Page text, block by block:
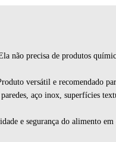
não precisa de produtos
versátil e recomendado
aço inox, superfícies
e segurança do alimento em